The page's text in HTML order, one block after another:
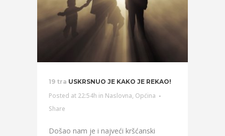
19 tra USKRSNUO JE KAKO JE REKAO!
Posted at 22:54h in Naslovna, Općina
Share
Došao nam je i najveći kršćanski